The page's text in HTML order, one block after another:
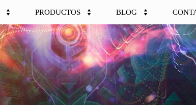
PRODUCTOS BLOG